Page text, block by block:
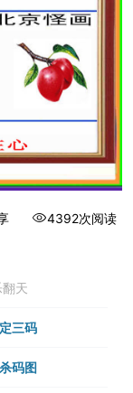
4392次阅读
天
三码
码图